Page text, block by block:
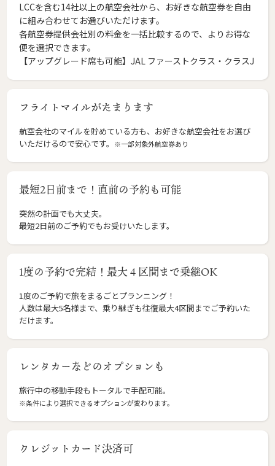
LCCを含む14社以上の航空会社から、お好きな航空券を自由
に組み合わせてお選びいただけます。
各航空券提供会社別の料金を一括比較するので、よりお得な
便を選択できます。
【アップグレード席も可能】JAL ファーストクラス・クラスJ
フライトマイルがたまります
航空会社のマイルを貯めている方も、お好きな航空会社をお選び
いただけるので安心です。
※一部対象外航空券あり
最短2日前まで！直前の予約も可能
突然の計画でも大丈夫。
最短2日前のご予約でもお受けいたします。
1度の予約で完結！最大４区間まで乗継OK
1度のご予約で旅をまるごとプランニング！
人数は最大5名様まで、乗り継ぎも往復最大4区間までご予約いた
だけます。
レンタカーなどのオプションも
旅行中の移動手段もトータルで手配可能。
※条件により選択できるオプションが変わります。
クレジットカード決済可